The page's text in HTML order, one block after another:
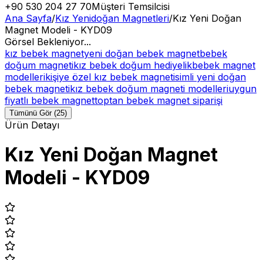
+90 530 204 27 70Müşteri Temsilcisi
Ana Sayfa/Kız Yenidoğan Magnetleri/Kız Yeni Doğan
Magnet Modeli - KYD09
Görsel Bekleniyor...
kız bebek magnetyeni doğan bebek magnetbebek
doğum magnetikız bebek doğum hediyelikbebek magnet
modellerikişiye özel kız bebek magnetisimli yeni doğan
bebek magnetikız bebek doğum magneti modelleriuygun
fiyatlı bebek magnettoptan bebek magnet siparişi
Tümünü Gör (25)
Ürün Detayı
Kız Yeni Doğan Magnet
Modeli - KYD09